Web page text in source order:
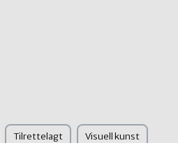
Tilrettelagt Visuell kunst